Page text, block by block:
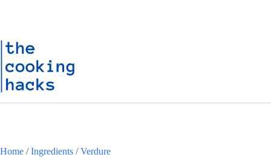
t
o
n
u
t
Home /Ingredients /Verdure